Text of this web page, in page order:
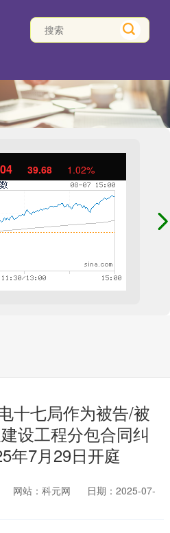
39.68 1.02%
十七局作为被告/被
设工程分包合同纠
年7月29日开庭
网站：科元网
日期：2025-07-